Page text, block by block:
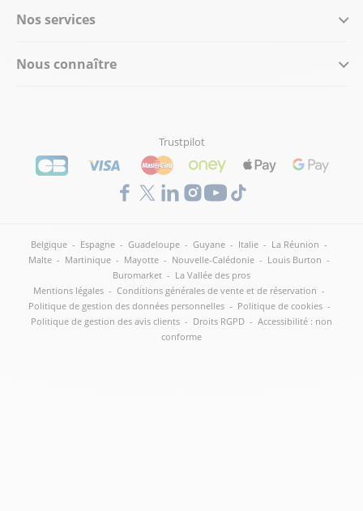
Nos services
Nous connaître
Trustpilot
Belgique - Espagne - Guadeloupe - Guyane - Italie - La Réunion -
Malte - Martinique - Mayotte - Nouvelle-Calédonie - Louis Burton -
Buromarket - La Vallée des pros
Mentions légales - Conditions générales de vente et de réservation -
Politique de gestion des données personnelles - Politique de cookies -
Politique de gestion des avis clients - Droits RGPD - Accessibilité : non
conforme